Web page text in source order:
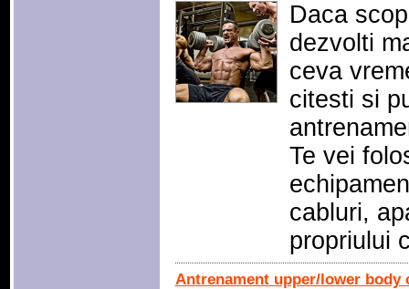
Daca
dezvolti
ceva
citesti si
Te vei
cabluri,
propriului
Antrenament upper/lower body